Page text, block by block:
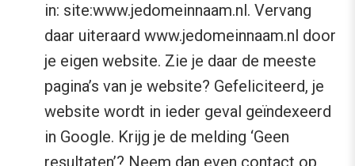
in: site:www.jedomeinnaam.nl. Vervang
daar uiteraard www.jedomeinnaam.nl door
je eigen website. Zie je daar de meeste
pagina’s van je website? Gefeliciteerd, je
website wordt in ieder geval geïndexeerd
in Google. Krijg je de melding ‘Geen